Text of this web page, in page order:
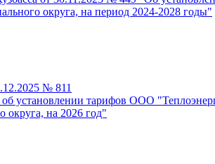
округа, на период 2024-2028 годы"
№ 811
установлении тарифов ООО
округа, на 2026 год"